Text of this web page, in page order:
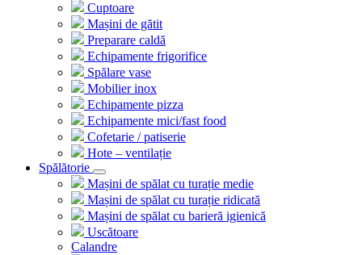
Cuptoare
Mașini de gătit
Preparare caldă
Echipamente frigorifice
Spălare vase
Mobilier inox
Echipamente pizza
Echipamente mici/fast food
Cofetarie / patiserie
Hote – ventilație
Spălătorie
Mașini de spălat cu turație medie
Mașini de spălat cu turație ridicată
Mașini de spălat cu barieră igienică
Uscătoare
Calandre